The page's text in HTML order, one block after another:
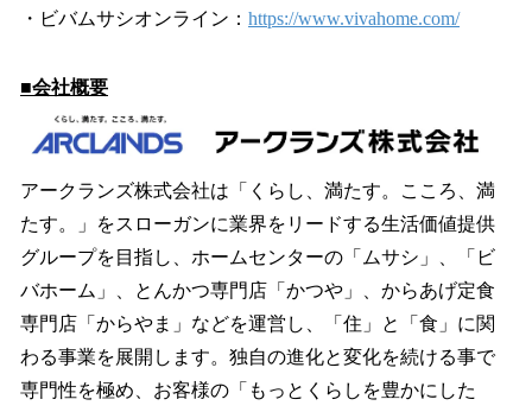
・ビバムサシオンライン： https://www.vivahome.com/
■会社概要
アークランズ株式会社は「くらし、満たす。こころ、満
たす。」をスローガンに業界をリードする生活価値提供
グループを目指し、ホームセンターの「ムサシ」、「ビ
バホーム」、とんかつ専門店「かつや」、からあげ定食
専門店「からやま」などを運営し、「住」と「食」に関
わる事業を展開します。独自の進化と変化を続ける事で
専門性を極め、お客様の「もっとくらしを豊かにした